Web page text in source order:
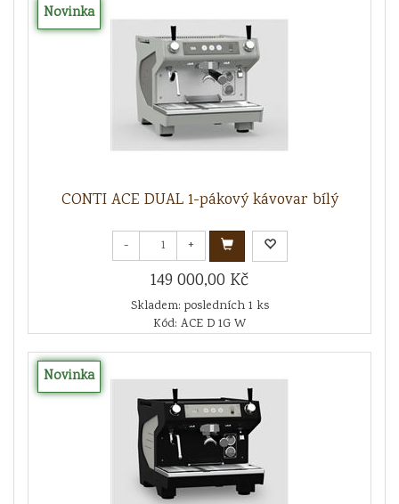
Novinka
CONTI ACE DUAL 1-pákový kávovar bílý
- +
149 000,00 Kč
Skladem: posledních 1 ks
Kód: ACE D 1G W
Novinka